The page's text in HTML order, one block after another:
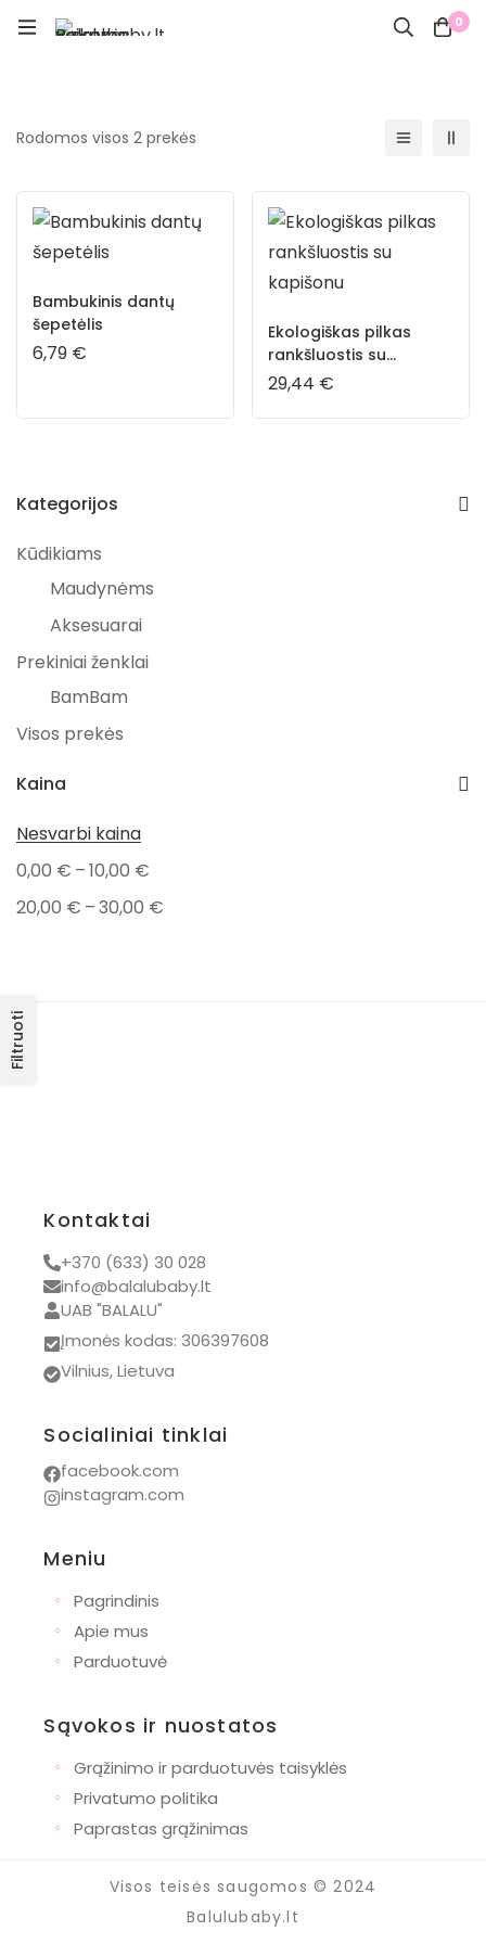
0
Kategorijos
Kūdikiams
Maudynėms
Aksesuarai
Prekiniai ženklai
BamBam
Visos prekės
Kaina
Nesvarbi kaina
0,00 € –10,00 €
20,00 € –30,00 €
Filtruoti
Rodomos visos 2 prekės
Bambukinis dantų
šepetėlis
6,79 €
Ekologiškas pilkas
rankšluostis su
kapišonu
29,44 €
Kontaktai
+370 (633) 30 028
info@balalubaby.lt
UAB "BALALU"
Įmonės kodas: 306397608
Vilnius, Lietuva
Socialiniai tinklai
facebook.com
instagram.com
Meniu
◦
Pagrindinis
◦ Apie mus
◦ Parduotuvė
Sąvokos ir nuostatos
◦
Grąžinimo ir parduotuvės taisyklės
◦ Privatumo politika
◦ Paprastas grąžinimas
Visos teisės saugomos © 2024
Balulubaby.lt